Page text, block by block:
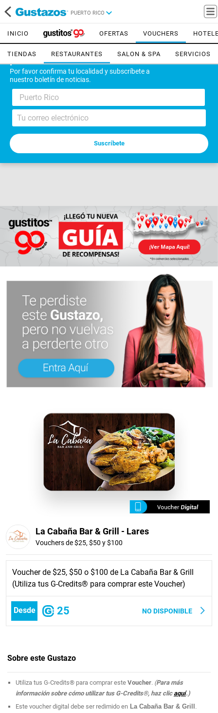
PUERTO RICO
¡Bienvenido!
Por favor confirma tu localidad y subscríbete a
nuestro boletín de noticias.
Puerto Rico
INICIO OFERTAS VOUCHERS
TIENDAS RESTAURANTES SALON & SPA SERVICIOS
La Cabaña Bar & Grill - Lares
Vouchers de $25, $50 y $100
Voucher de $25, $50 o $100 de La Cabaña Bar & Grill
(Utiliza tus G-Credits® para comprar este Voucher)
Desde 25 NO DISPONIBLE
Sobre este Gustazo
Utiliza tus G-Credits® para comprar este Voucher. (Para más
información sobre cómo utilizar tus G-Credits®, haz clic aquí.)
Este voucher digital debe ser redimido en La Cabaña Bar & Grill